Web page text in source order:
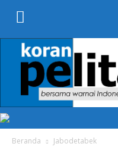
PELITA
Beranda Jabodetabek